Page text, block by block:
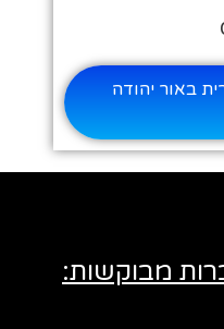
באור יהודה
מבוקשות: